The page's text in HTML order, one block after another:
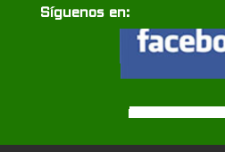
Síguenos en: